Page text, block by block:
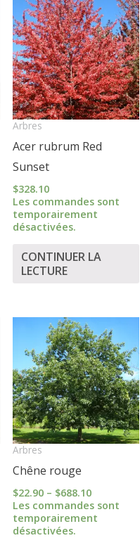
Arbres
Acer rubrum Red
Sunset
$328.10
Les commandes sont
temporairement
désactivées.
CONTINUER LA
LECTURE
Arbres
Chêne rouge
$22.90 – $688.10
range:
$22.90
through
$688.10
Les commandes sont
temporairement
désactivées.